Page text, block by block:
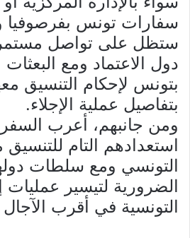
سفارات تونس
ستظل على تواصل
دول الاعتماد ومع البعثات
بتونس لإحكام التنسيق
بتفاصيل عملية الإجلاء.
ومن جانبهم، أعرب
استعدادهم التام
التونسي ومع سلطات دولهم
الضرورية لتيسير عمليات
التونسية في أقرب الآجال